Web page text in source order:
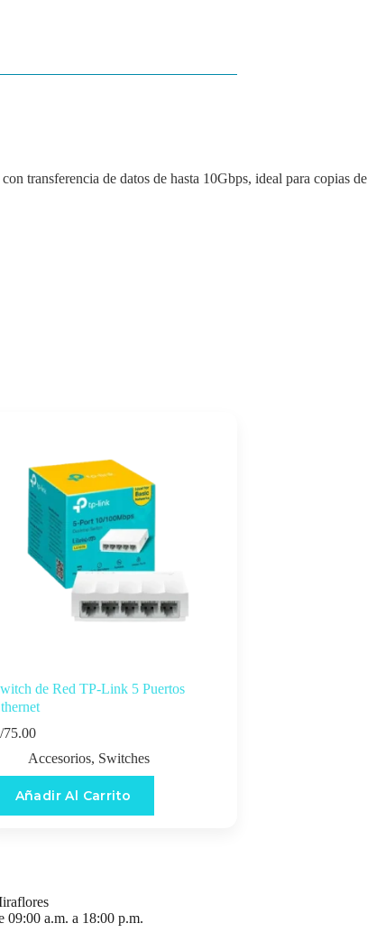
transferencia de datos de hasta 10Gbps, ideal para copias de
de Red TP-Link 5 Puertos
75.00
Accesorios, Switches
Añadir Al Carrito
09:00 a.m. a 18:00 p.m.